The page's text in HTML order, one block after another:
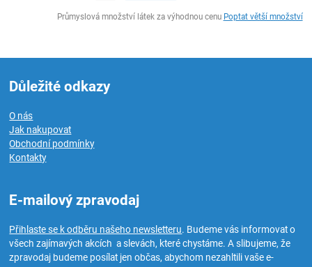
Průmyslová množství látek za výhodnou cenu Poptat větší množství
Důležité odkazy
O nás
Jak nakupovat
Obchodní podmínky
Kontakty
E-mailový zpravodaj
Přihlaste se k odběru našeho newsletteru. Budeme vás informovat o
všech zajímavých akcích a slevách, které chystáme. A slibujeme, že
zpravodaj budeme posílat jen občas, abychom nezahltili vaše e-